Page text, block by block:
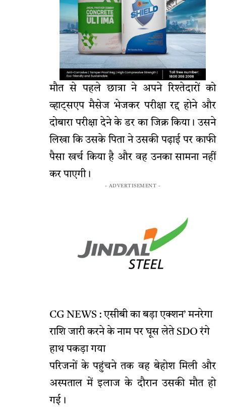
मौत से पहले छात्रा ने अपने रिश्तेदारों को
व्हाट्सएप मैसेज भेजकर परीक्षा रद्द होने और
दोबारा परीक्षा देने के डर का जिक्र किया। उसने
लिखा कि उसके पिता ने उसकी पढ़ाई पर काफी
पैसा खर्च किया है और वह उनका सामना नहीं
कर पाएगी।
- ADVERTISEMENT -
CG NEWS : एसीबी का बड़ा एक्शन’ मनरेगा
राशि जारी करने के नाम पर घूस लेते SDO रंगे
हाथ पकड़ा गया
परिजनों के पहुंचने तक वह बेहोश मिली और
अस्पताल में इलाज के दौरान उसकी मौत हो
गई।